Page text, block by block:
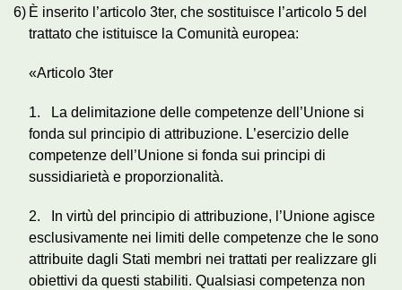
6) È inserito l’articolo 3ter, che sostituisce l’articolo 5 del
trattato che istituisce la Comunità europea:
«Articolo 3ter
1. La delimitazione delle competenze dell’Unione si
fonda sul principio di attribuzione. L’esercizio delle
competenze dell’Unione si fonda sui principi di
sussidiarietà e proporzionalità.
2. In virtù del principio di attribuzione, l’Unione agisce
esclusivamente nei limiti delle competenze che le sono
attribuite dagli Stati membri nei trattati per realizzare gli
obiettivi da questi stabiliti. Qualsiasi competenza non